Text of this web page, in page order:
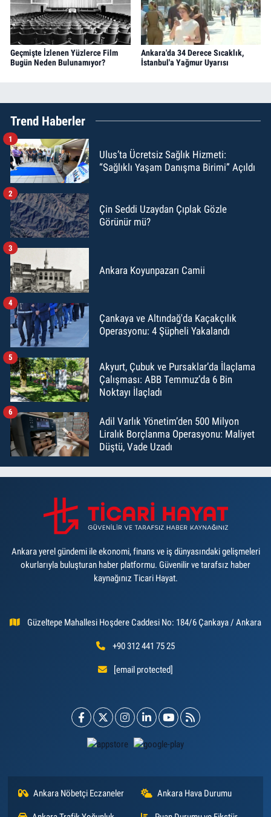
Geçmişte İzlenen Yüzlerce Film
Bugün Neden Bulunamıyor?
Ankara'da 34 Derece Sıcaklık,
İstanbul'a Yağmur Uyarısı
Trend Haberler
Ulus’ta Ücretsiz Sağlık Hizmeti:
“Sağlıklı Yaşam Danışma Birimi” Açıldı
1
Çin Seddi Uzaydan Çıplak Gözle
Görünür mü?
2
Ankara Koyunpazarı Camii
3
Çankaya ve Altındağ'da Kaçakçılık
Operasyonu: 4 Şüpheli Yakalandı
4
Akyurt, Çubuk ve Pursaklar’da İlaçlama
Çalışması: ABB Temmuz’da 6 Bin
Noktayı İlaçladı
5
Adil Varlık Yönetim’den 500 Milyon
Liralık Borçlanma Operasyonu: Maliyet
Düştü, Vade Uzadı
6
Ankara yerel gündemi ile ekonomi, finans ve iş dünyasındaki gelişmeleri
okurlarıyla buluşturan haber platformu. Güvenilir ve tarafsız haber
kaynağınız Ticari Hayat.
Güzeltepe Mahallesi Hoşdere Caddesi No: 184/6 Çankaya / Ankara
+90 312 441 75 25
[email protected]
Ankara Nöbetçi Eczaneler Ankara Hava Durumu